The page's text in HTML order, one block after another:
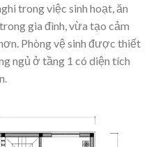
trong việc sinh hoạt, ăn
gia đình, vừa tạo cảm
Phòng vệ sinh được thiết
ngủ ở tầng 1 có diện tích